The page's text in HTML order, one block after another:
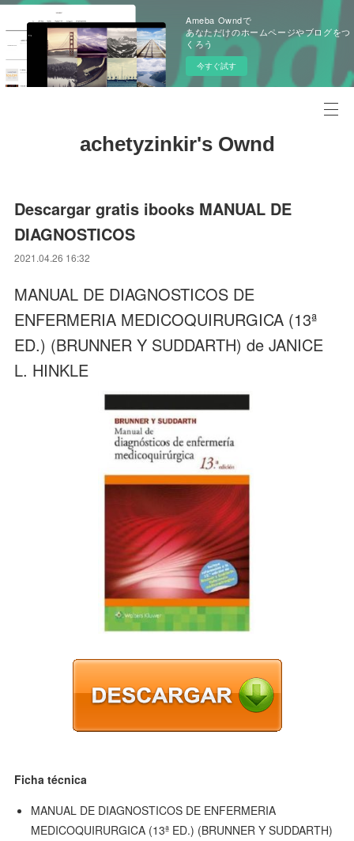
Ameba Owndで
あなただけのホームページやブログをつ
くろう
今すぐ試す
achetyzinkir's Ownd
Descargar gratis ibooks MANUAL DE
DIAGNOSTICOS
2021.04.26 16:32
MANUAL DE DIAGNOSTICOS DE
ENFERMERIA MEDICOQUIRURGICA (13ª
ED.) (BRUNNER Y SUDDARTH) de JANICE
L. HINKLE
Ficha técnica
MANUAL DE DIAGNOSTICOS DE ENFERMERIA
MEDICOQUIRURGICA (13ª ED.) (BRUNNER Y SUDDARTH)